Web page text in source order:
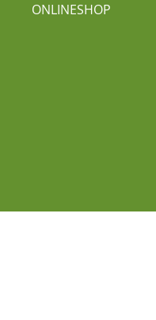
ONLINESHOP